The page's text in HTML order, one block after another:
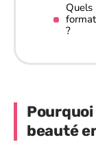
Quels
?
beauté